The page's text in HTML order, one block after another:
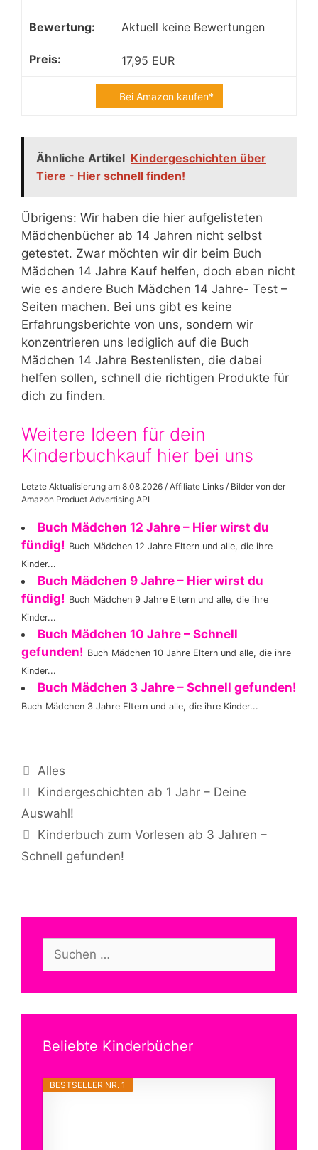
Aktuell keine Bewertungen
17,95 EUR
Bei Amazon kaufen*
Ähnliche Artikel Kindergeschichten über
Tiere - Hier schnell finden!
Übrigens: Wir haben die hier aufgelisteten
Mädchenbücher ab 14 Jahren nicht selbst
getestet. Zwar möchten wir dir beim Buch
Mädchen 14 Jahre Kauf helfen, doch eben nicht
wie es andere Buch Mädchen 14 Jahre- Test –
Seiten machen. Bei uns gibt es keine
Erfahrungsberichte von uns, sondern wir
konzentrieren uns lediglich auf die Buch
Mädchen 14 Jahre Bestenlisten, die dabei
helfen sollen, schnell die richtigen Produkte für
dich zu finden.
Weitere Ideen für dein
Kinderbuchkauf hier bei uns
Letzte Aktualisierung am 8.08.2026 / Affiliate Links / Bilder von der
Amazon Product Advertising API
Buch Mädchen 12 Jahre – Hier wirst du
fündig! Buch Mädchen 12 Jahre Eltern und alle, die ihre
Kinder...
Buch Mädchen 9 Jahre – Hier wirst du
fündig! Buch Mädchen 9 Jahre Eltern und alle, die ihre
Kinder...
Buch Mädchen 10 Jahre – Schnell
gefunden! Buch Mädchen 10 Jahre Eltern und alle, die ihre
Kinder...
Buch Mädchen 3 Jahre – Schnell gefunden!
Buch Mädchen 3 Jahre Eltern und alle, die ihre Kinder...
Kategorien
Alles
Kindergeschichten ab 1 Jahr – Deine
Auswahl!
Kinderbuch zum Vorlesen ab 3 Jahren –
Schnell gefunden!
Suchen
nach:
Beliebte Kinderbücher
BESTSELLER NR. 1